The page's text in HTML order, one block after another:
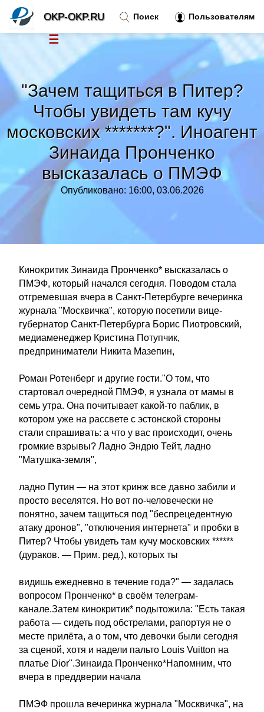
"Зачем тащиться в Питер?
Чтобы увидеть там кучу
московских *******?". Иноагент
Зинаида Пронченко
высказалась о ПМЭФ
Опубликовано: 16:00, 03.06.2026
Кинокритик Зинаида Пронченко* высказалась о
ПМЭФ, который начался сегодня. Поводом стала
отгремевшая вчера в Санкт-Петербурге вечеринка
журнала "Москвичка", которую посетили вице-
губернатор Санкт-Петербурга Борис Пиотровский,
медиаменеджер Кристина Потупчик,
предприниматели Никита Мазепин,
Роман Ротенберг и другие гости."О том, что
стартовал очередной ПМЭФ, я узнала от мамы в
семь утра. Она почитывает какой-то паблик, в
котором уже на рассвете с эстонской стороны
стали спрашивать: а что у вас происходит, очень
громкие взрывы? Ладно Эндрю Тейт, ладно
"Матушка-земля",
ладно Путин — на этот кринж все давно забили и
просто веселятся. Но вот по-человечески не
понятно, зачем тащиться под "беспрецедентную
атаку дронов", "отключения интернета" и пробки в
Питер? Чтобы увидеть там кучу московских ******
(дураков. — Прим. ред.), которых ты
видишь ежедневно в течение года?" — задалась
вопросом Пронченко* в своём телеграм-
канале.Затем кинокритик* подытожила: "Есть такая
работа — сидеть под обстрелами, рапортуя не о
месте прилёта, а о том, что девочки были сегодня
за сценой, хотя и надели пальто Louis Vuitton на
платье Dior".Зинаида Пронченко*Напомним, что
вчера в преддверии начала
ПМЭФ прошла вечеринка журнала "Москвичка", на
Поиск Пользователям
OKP-OKP.RU
☰
Тренды новостей»
Рубрики»
Правила »
Контакт